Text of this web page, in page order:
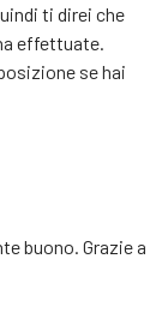
ti direi che
effettuate.
se hai
buono. Grazie a